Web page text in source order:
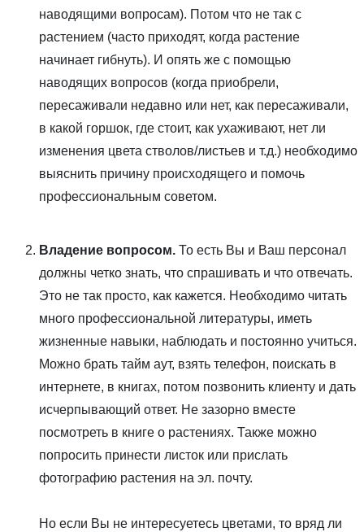
наводящими вопросам). Потом что не так с
растением (часто приходят, когда растение
начинает гибнуть). И опять же с помощью
наводящих вопросов (когда приобрели,
пересаживали недавно или нет, как пересаживали,
в какой горшок, где стоит, как ухаживают, нет ли
изменения цвета стволов/листьев и т.д.) необходимо
выяснить причину происходящего и помочь
профессиональным советом.
Владение вопросом. То есть Вы и Ваш персонал
должны четко знать, что спрашивать и что отвечать.
Это не так просто, как кажется. Необходимо читать
много профессиональной литературы, иметь
жизненные навыки, наблюдать и постоянно учиться.
Можно брать тайм аут, взять телефон, поискать в
интернете, в книгах, потом позвонить клиенту и дать
исчерпывающий ответ. Не зазорно вместе
посмотреть в книге о растениях. Также можно
попросить принести листок или прислать
фотографию растения на эл. почту.
Но если Вы не интересуетесь цветами, то вряд ли